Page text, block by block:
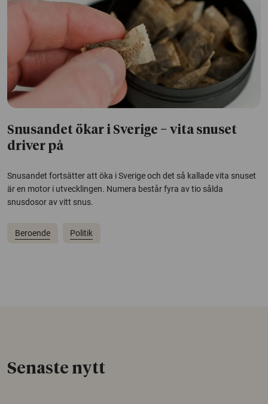
Snusandet ökar i Sverige − vita snuset
driver på
Snusandet fortsätter att öka i Sverige och det så kallade vita snuset
är en motor i utvecklingen. Numera består fyra av tio sålda
snusdosor av vitt snus.
Beroende Politik
Senaste nytt